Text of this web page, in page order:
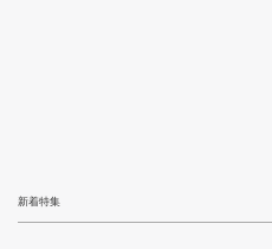
新着特集